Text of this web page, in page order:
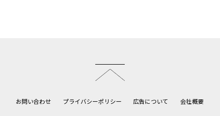
お問い合わせ プライバシーポリシー 広告について 会社概要